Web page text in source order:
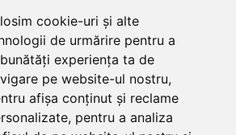
cookie-uri și alte
de urmărire pentru a
experiența ta de
pe website-ul nostru,
afișa conținut și reclame
pentru a analiza
Skate & longboard
Enuff Skateboards
Diverse
Cum aleg rolele